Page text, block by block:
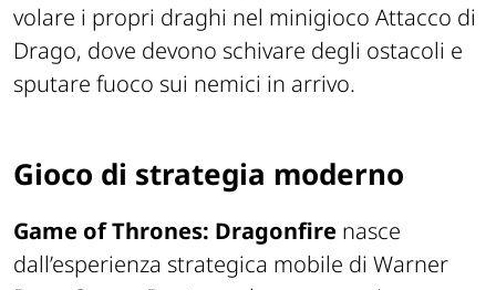
volare i propri draghi nel minigioco Attacco di
Drago, dove devono schivare degli ostacoli e
sputare fuoco sui nemici in arrivo.
Gioco di strategia moderno
Game of Thrones: Dragonfire nasce
dall’esperienza strategica mobile di Warner